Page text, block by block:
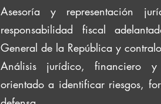
Asesoría y representación
responsabilidad fiscal
General de la República y
Análisis jurídico, financiero
orientado a identificar riesgos,